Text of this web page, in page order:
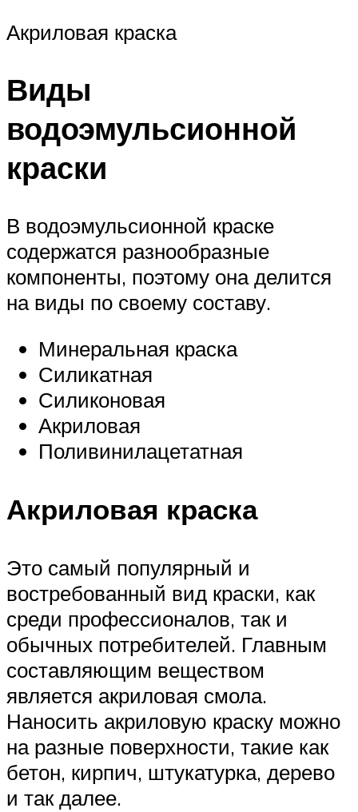
Акриловая краска
Виды
водоэмульсионной
краски
В водоэмульсионной краске
содержатся разнообразные
компоненты, поэтому она делится
на виды по своему составу.
Минеральная краска
Силикатная
Силиконовая
Акриловая
Поливинилацетатная
Акриловая краска
Это самый популярный и
востребованный вид краски, как
среди профессионалов, так и
обычных потребителей. Главным
составляющим веществом
является акриловая смола.
Наносить акриловую краску можно
на разные поверхности, такие как
бетон, кирпич, штукатурка, дерево
и так далее.